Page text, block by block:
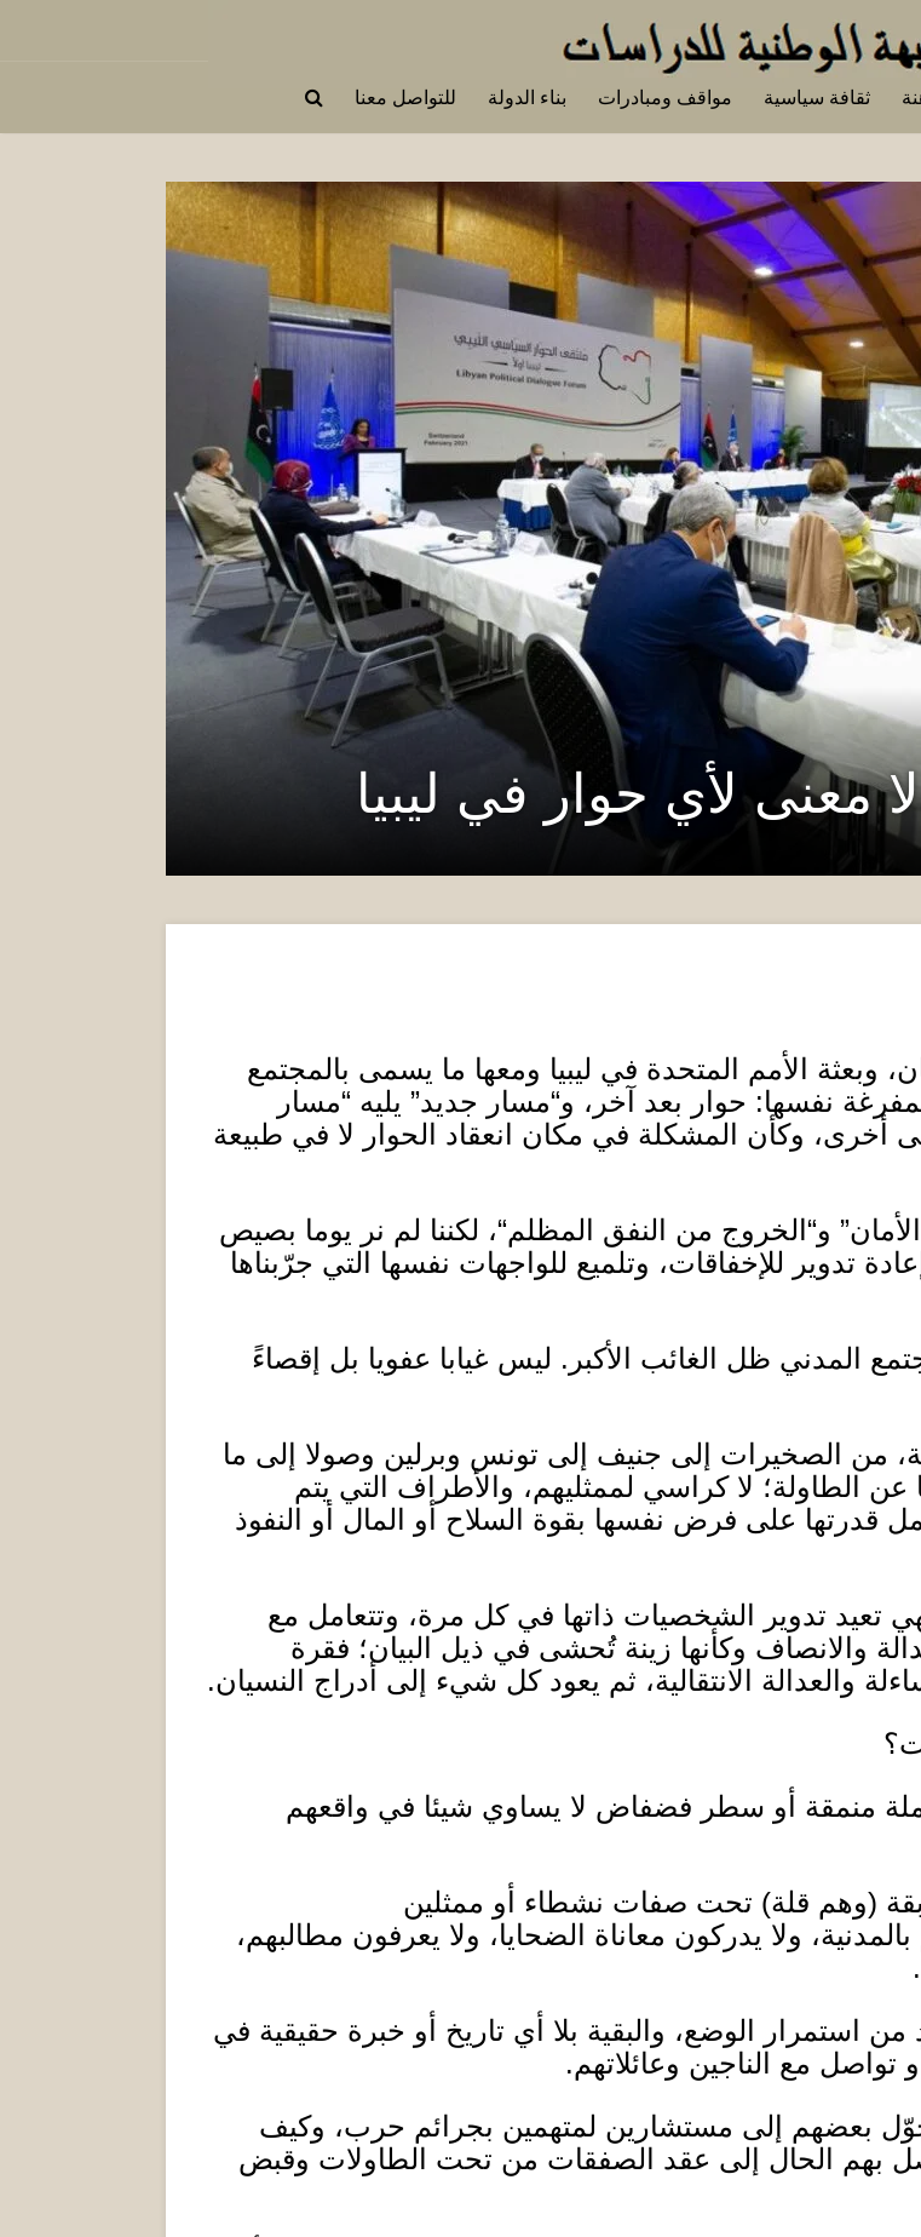
ثقافة سياسية مواقف ومبادرات بناء الدولة للتواصل معنا
معنى لأي حوار في ليبيا
وبعثة الأمم المتحدة في ليبيا ومعها ما يسمى بالمجتمع
نفسها: حوار بعد آخر، و“مسار جديد” يليه “مسار
أخرى، وكأن المشكلة في مكان انعقاد الحوار لا في طبيعة
” و“ الخروج من النفق المظلم“، لكننا لم نر يوما بصيص
تدوير للإخفاقات، وتلميع للواجهات نفسها التي جرّبناها
المدني ظل الغائب الأكبر . ليس غيابا عفويا بل إقصاءً
من الصخيرات إلى جنيف إلى تونس وبرلين وصولا إلى ما
الطاولة؛ لا كراسي لممثليهم، والأطراف التي يتم
قدرتها على فرض نفسها بقوة السلاح أو المال أو النفوذ
تعيد تدوير الشخصيات ذاتها في كل مرة، وتتعامل مع
والانصاف وكأنها زينة تُحشى في ذيل البيان؛ فقرة
والعدالة الانتقالية، ثم يعود كل شيء إلى أدراج النسيان.
منمقة أو سطر فضفاض لا يساوي شيئا في واقعهم
(وهم قلة) تحت صفات نشطاء أو ممثلين
ولا يدركون معاناة الضحايا، ولا يعرفون مطالبهم،
.
الوضع، والبقية بلا أي تاريخ أو خبرة حقيقية في
مع الناجين وعائلاتهم.
بعضهم إلى مستشارين لمتهمين بجرائم حرب، وكيف
بهم الحال إلى عقد الصفقات من تحت الطاولات وقبض